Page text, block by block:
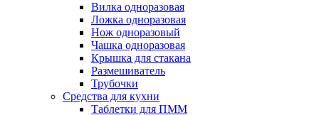
Вилка одноразовая
Ложка одноразовая
Нож одноразовый
Чашка одноразовая
Крышка для стакана
Размешиватель
Трубочки
Средства для кухни
Таблетки для ПММ